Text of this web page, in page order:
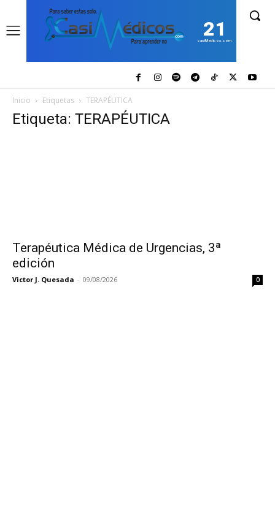
21
casiMedicos.com
Inicio Etiquetas TERAPÉUTICA
Etiqueta: TERAPÉUTICA
Terapéutica Médica de Urgencias, 3ª
edición
Victor J. Quesada - 09/08/2026 0